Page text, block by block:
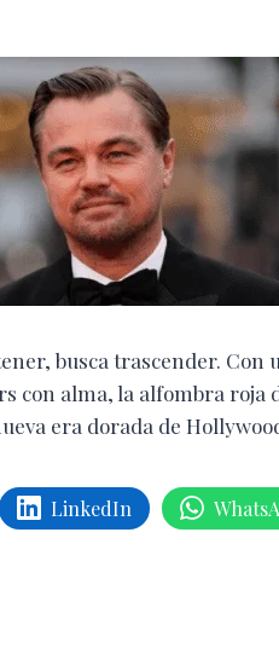
busca trascender. Con
con alma, la alfombra roja
era dorada de
LinkedIn